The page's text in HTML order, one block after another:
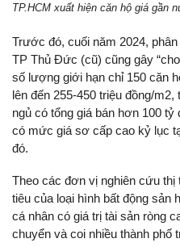
TP.HCM xuất hiện căn hộ giá gần
Trước đó, cuối năm 2024,
TP Thủ Đức (cũ) cũng gây
số lượng giới hạn chỉ 150 căn
lên đến 255-450 triệu đồng/
ngủ có tổng giá bán hơn 100
có mức giá sơ cấp cao kỷ lục
đó.
Theo các đơn vị nghiên cứu
tiêu của loại hình bất động sản
cá nhân có giá trị tài sản ròng
chuyển và coi nhiều thành phố